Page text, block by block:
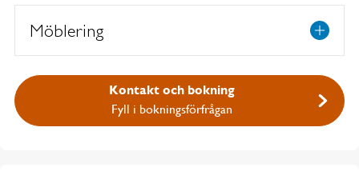
Möblering
Kontakt och bokning
Fyll i bokningsförfrågan